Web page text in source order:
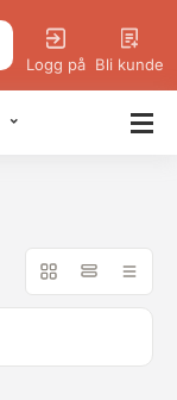
Logg på Bli kunde